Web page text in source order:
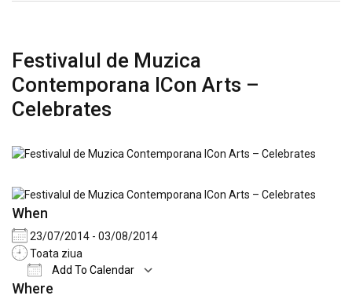
Festivalul de Muzica
Contemporana ICon Arts –
Celebrates
When
23/07/2014 - 03/08/2014
Toata ziua
Add To Calendar
Download ICS
Where